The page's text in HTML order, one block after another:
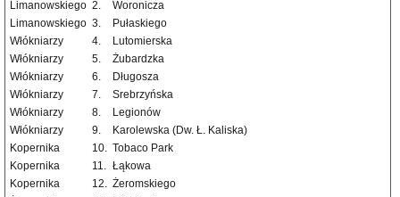
Limanowskiego 2.
Woronicza
Limanowskiego 3.
Pułaskiego
Włókniarzy
4.
Lutomierska
Włókniarzy
5.
Żubardzka
Włókniarzy
6.
Długosza
Włókniarzy
7.
Srebrzyńska
Włókniarzy
8.
Legionów
Włókniarzy
9.
Karolewska (Dw. Ł. Kaliska)
Kopernika
10. Tobaco Park
Kopernika
11. Łąkowa
Kopernika
12. Żeromskiego